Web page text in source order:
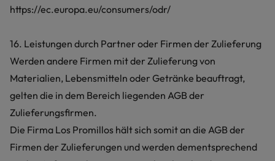
https://ec.europa.eu/consumers/odr/
16. Leistungen durch Partner oder Firmen der Zulieferung
Werden andere Firmen mit der Zulieferung von
Materialien, Lebensmitteln oder Getränke beauftragt,
gelten die in dem Bereich liegenden AGB der
Zulieferungsfirmen.
Die Firma Los Promillos hält sich somit an die AGB der
Firmen der Zulieferungen und werden dementsprechend